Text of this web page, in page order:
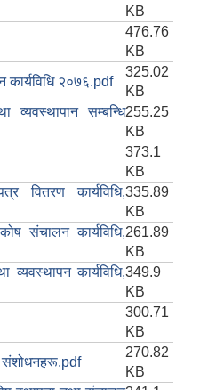
KB
476.76
KB
कार्यविधि २०७६.pdf
325.02
KB
सम्बन्धि255.25
KB
373.1
KB
वितरण कार्यविधि,335.89
KB
संचालन कार्यविधि,261.89
KB
कार्यविधि,349.9
KB
300.71
KB
संशोधनहरू.pdf
270.82
KB